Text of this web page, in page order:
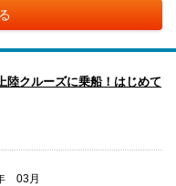
陸クルーズに乗船！はじめて
03月